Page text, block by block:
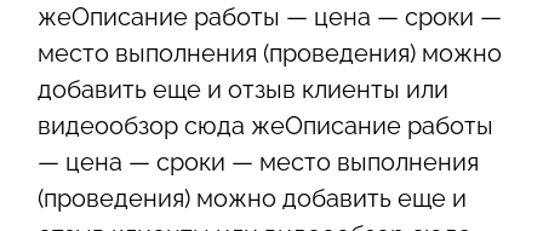
жеОписание работы — цена — сроки —
место выполнения (проведения) можно
добавить еще и отзыв клиенты или
видеообзор сюда жеОписание работы
— цена — сроки — место выполнения
(проведения) можно добавить еще и